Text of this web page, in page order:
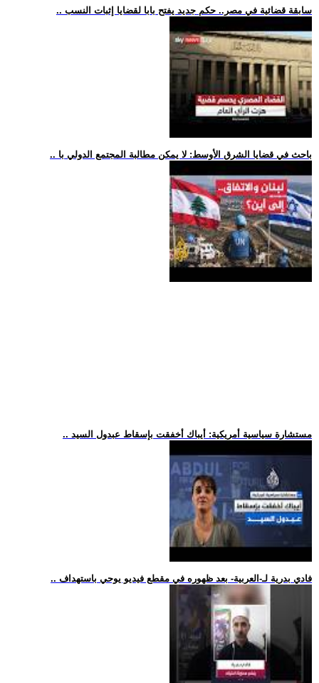
.. سابقة قضائية في مصر.. حكم جديد يفتح بابا لقضايا إثبات النسب
.. باحث في قضايا الشرق الأوسط: لا يمكن مطالبة المجتمع الدولي با
.. مستشارة سياسية أمريكية: أيباك أخفقت بإسقاط عبدول السيد
.. فادي بدرية لـ-العربية- بعد ظهوره في مقطع فيديو يوحي باستهداف